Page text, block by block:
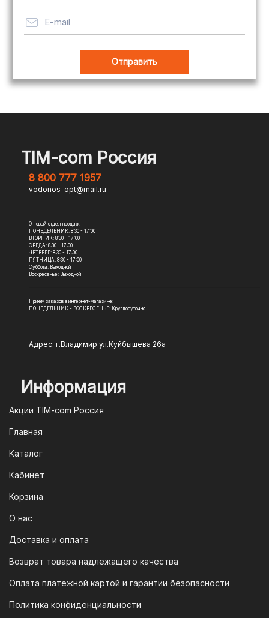
E-mail
TIM-com Россия
8 800 777 1957
vodonos-opt@mail.ru
Оптовый отдел продаж
ПОНЕДЕЛЬНИК: 8:30 - 17:00
ВТОРНИК: 8:30 - 17:00
СРЕДА: 8:30 - 17:00
ЧЕТВЕРГ: 8:30 - 17:00
ПЯТНИЦА: 8:30 - 17:00
Суббота: Выходной
Воскресенье: Выходной
Прием заказов в интернет-магазине:
ПОНЕДЕЛЬНИК - ВОСКРЕСЕНЬЕ: Круглосуточно
Адрес: г.Владимир ул.Куйбышева 26а
Информация
Акции TIM-com Россия
Главная
Каталог
Кабинет
Корзина
О нас
Доставка и оплата
Возврат товара надлежащего качества
Оплата платежной картой и гарантии безопасности
Политика конфиденциальности